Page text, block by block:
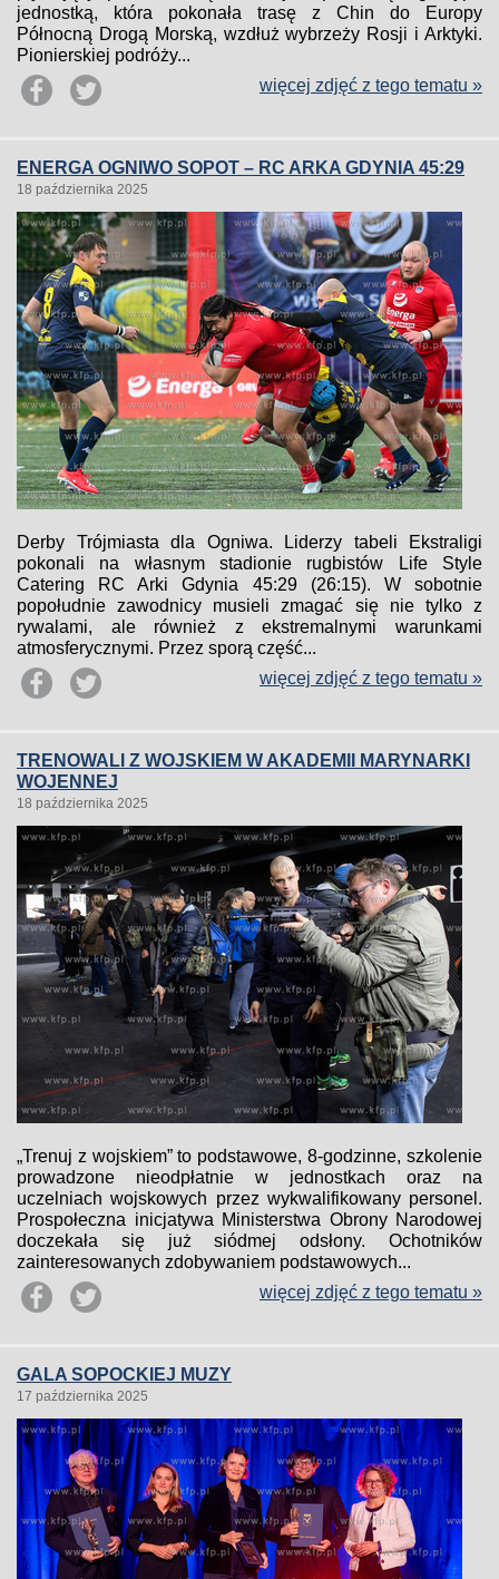
jednostką, która pokonała trasę z Chin do Europy
Północną Drogą Morską, wzdłuż wybrzeży Rosji i Arktyki.
Pionierskiej podróży...
więcej zdjęć z tego tematu »
ENERGA OGNIWO SOPOT – RC ARKA GDYNIA 45:29
18 października 2025
Derby Trójmiasta dla Ogniwa. Liderzy tabeli Ekstraligi
pokonali na własnym stadionie rugbistów Life Style
Catering RC Arki Gdynia 45:29 (26:15). W sobotnie
popołudnie zawodnicy musieli zmagać się nie tylko z
rywalami, ale również z ekstremalnymi warunkami
atmosferycznymi. Przez sporą część...
więcej zdjęć z tego tematu »
TRENOWALI Z WOJSKIEM W AKADEMII MARYNARKI
WOJENNEJ
18 października 2025
„Trenuj z wojskiem” to podstawowe, 8-godzinne, szkolenie
prowadzone nieodpłatnie w jednostkach oraz na
uczelniach wojskowych przez wykwalifikowany personel.
Prospołeczna inicjatywa Ministerstwa Obrony Narodowej
doczekała się już siódmej odsłony. Ochotników
zainteresowanych zdobywaniem podstawowych...
więcej zdjęć z tego tematu »
GALA SOPOCKIEJ MUZY
17 października 2025